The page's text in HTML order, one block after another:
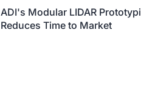
ADI's Modular LIDAR
Reduces Time to Market